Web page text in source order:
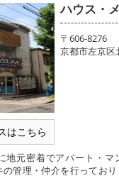
はこちら
ハウス・
〒606-8276
京都市左京
地元密着でアパート・マ
管理・仲介を行ってお